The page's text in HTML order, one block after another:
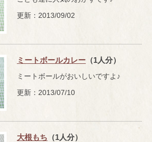
更新：2013/09/02
ミートボールカレー （1人分）
ミートボールがおいしいですよ♪
更新：2013/07/10
大根もち （1人分）